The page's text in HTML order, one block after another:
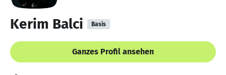
Kerim Balci Basis
Ganzes Profil ansehen